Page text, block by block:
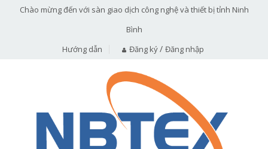
Chào mừng đến với sàn giao dịch công nghệ và thiết bị tỉnh Ninh
Bình
Hướng dẫn
Đăng ký/ Đăng nhập